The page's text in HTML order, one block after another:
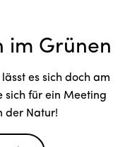
im Grünen
es sich doch am
sich für ein Meeting
der Natur!